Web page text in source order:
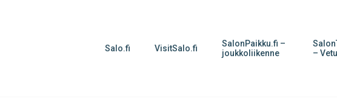
Salo.fi VisitSalo.fi
SalonPaikku.fi –
joukkoliikenne
–